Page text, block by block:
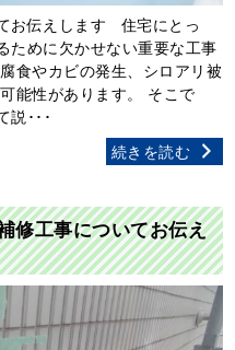
お伝えします 住宅にとっ
ために欠かせない重要な工事
食やカビの発生、シロアリ被
能性があります。 そこで
説･･･
続きを読む
修工事についてお伝え